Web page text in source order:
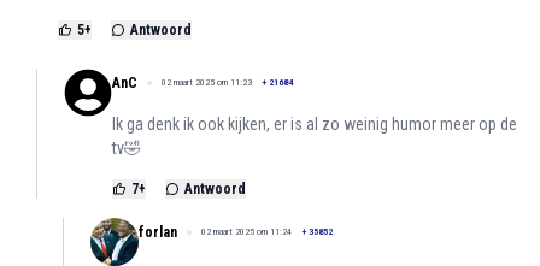
5+ Antwoord
AnC 02 maart 2025 om 11:23 + 21684
Ik ga denk ik ook kijken, er is al zo weinig humor meer op de
tv🤣
7+ Antwoord
forlan 02 maart 2025 om 11:24 + 35852